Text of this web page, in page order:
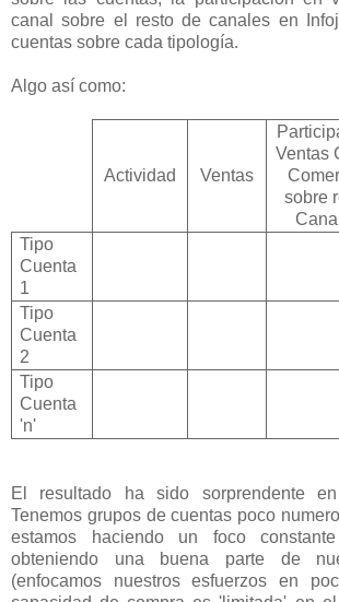
canal sobre el resto de canales en
cuentas sobre cada tipología.
Algo así como:
Actividad Ventas
Ventas
sobre
Tipo
Cuenta
1
Tipo
Cuenta
2
Tipo
Cuenta
'n'
El resultado ha sido sorprendente
Tenemos grupos de cuentas poco
estamos haciendo un foco
obteniendo una buena parte de
(enfocamos nuestros esfuerzos en